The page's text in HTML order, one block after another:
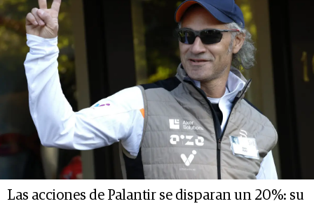
Las acciones de Palantir se disparan un 20%: su